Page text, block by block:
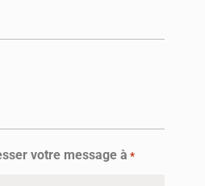
votre message à *